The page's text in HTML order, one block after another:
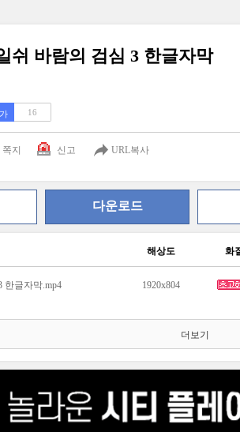
쉬 바람의 검심 3 한글자막
16
쪽지 신고 URL복사
다운로드
해상도 화
한글자막.mp4 1920x804
더보기